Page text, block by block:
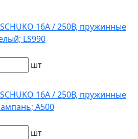
16А / 250В, пружинные
LS990
шт
16А / 250В, пружинные
A500
шт